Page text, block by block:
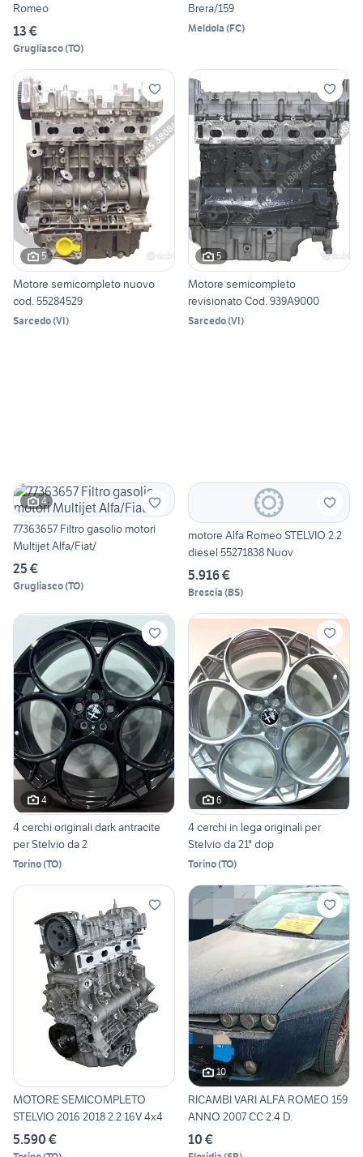
Romeo
13 €
Grugliasco(TO)
Brera/159
Meldola (FC)
5
Motore semicompleto nuovo
cod. 55284529
Sarcedo(VI)
5
Motore semicompleto
revisionato Cod. 939A9000
Sarcedo(VI)
4
77363657 Filtro gasolio motori
Multijet Alfa/Fiat/
25 €
Grugliasco(TO)
motore Alfa Romeo STELVIO 2.2
diesel 55271838 Nuov
5.916 €
Brescia (BS)
4
4 cerchi originali dark antracite
per Stelvio da 2
Torino(TO)
6
4 cerchi in lega originali per
Stelvio da 21" dop
Torino(TO)
MOTORE SEMICOMPLETO
STELVIO 2016 2018 2.2 16V 4x4
5.590 €
10
RICAMBI VARI ALFA ROMEO 159
ANNO 2007 CC 2.4 D.
10 €